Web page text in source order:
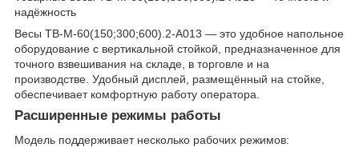
надёжность
Весы ТВ-М-60(150;300;600).2-А013 — это удобное напольное
оборудование с вертикальной стойкой, предназначенное для
точного взвешивания на складе, в торговле и на
производстве. Удобный дисплей, размещённый на стойке,
обеспечивает комфортную работу оператора.
Расширенные режимы работы
Модель поддерживает несколько рабочих режимов: